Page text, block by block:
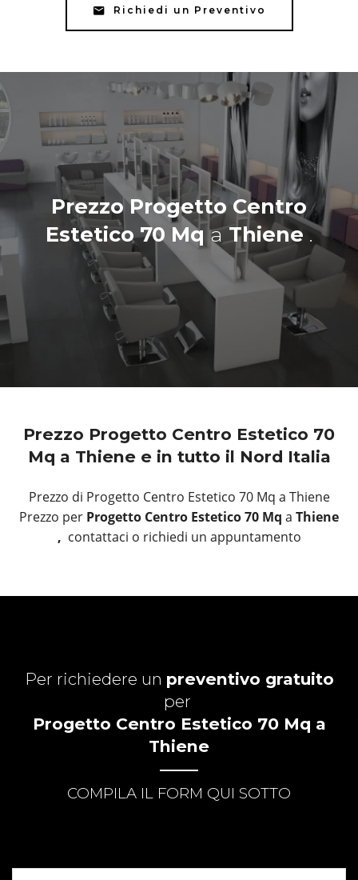
Richiedi un Preventivo
Prezzo Progetto Centro
Estetico 70 MqaThiene.
Prezzo Progetto Centro Estetico 70
Mq a Thiene e in tutto il Nord Italia
Prezzo di Progetto Centro Estetico 70 Mq a Thiene
Prezzo per Progetto Centro Estetico 70 Mq a Thiene
, contattaci o richiedi un appuntamento
Per richiedere un preventivo gratuito
per
Progetto Centro Estetico 70 Mq a
Thiene
COMPILA IL FORM QUI SOTTO